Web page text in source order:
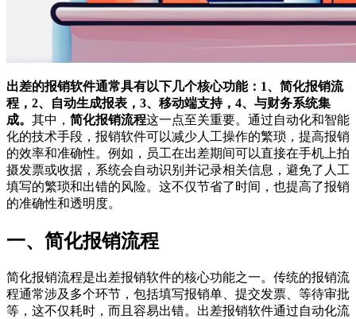
出差的报销软件通常具有以下几个核心功能：1、简化报销流
程，2、自动生成报表，3、移动端支持，4、与财务系统集
成。 其中， 简化报销流程这一点至关重要。通过自动化和智能
化的技术手段，报销软件可以减少人工操作的繁琐，提高报销
的效率和准确性。例如，员工在出差期间可以直接在手机上拍
摄发票或收据，系统会自动识别并记录相关信息，避免了人工
填写的繁琐和出错的风险。这不仅节省了时间，也提高了报销
的准确性和透明度。
一、简化报销流程
简化报销流程是出差报销软件的核心功能之一。传统的报销流
程通常涉及多个环节，包括填写报销单、提交发票、等待审批
等，这不仅耗时，而且容易出错。出差报销软件通过自动化流